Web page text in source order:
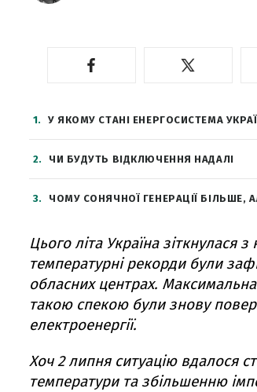
1 У ЯКОМУ СТАНІ ЕНЕРГОСИСТЕМА
2 ЧИ БУДУТЬ ВІДКЛЮЧЕННЯ НАДАЛІ
3 ЧОМУ СОНЯЧНОЇ ГЕНЕРАЦІЇ БІЛЬШЕ,
Цього літа Україна
температурні рекорди були
обласних центрах.
такою спекою були знову
електроенергії.
Хоч 2 липня ситуацію вдалося
температури та збільшенню